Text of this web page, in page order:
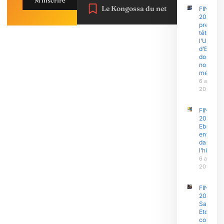
Le Kongossa du net
FINAJU
2026 :
prend la
tête,
domine
nombre
6 août
2026
FINAJU
2026 :
Ebolowa
entre
dans
l’histoire
6 août
2026
FINAJU
2026 :
Samuel
Eto’o Fils